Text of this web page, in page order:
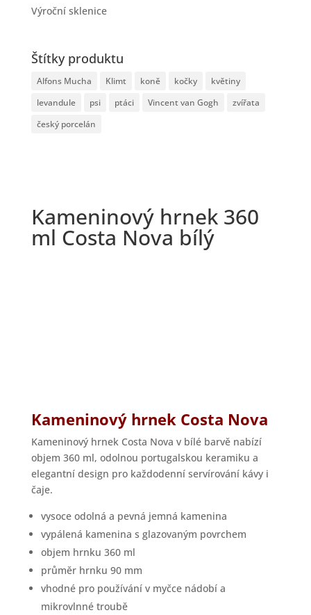
Výroční sklenice
Štítky produktu
Alfons Mucha Klimt koně kočky
květiny
levandule
psi ptáci Vincent van Gogh
zvířata
český porcelán
Kameninový hrnek 360
ml Costa Nova bílý
Kameninový hrnek Costa Nova
Kameninový hrnek Costa Nova v bílé barvě nabízí
objem 360 ml, odolnou portugalskou keramiku a
elegantní design pro každodenní servírování kávy i
čaje.
vysoce odolná a pevná jemná kamenina
vypálená kamenina s glazovaným povrchem
objem hrnku 360 ml
průměr hrnku 90 mm
vhodné pro používání v myčce nádobí a
mikrovlnné troubě